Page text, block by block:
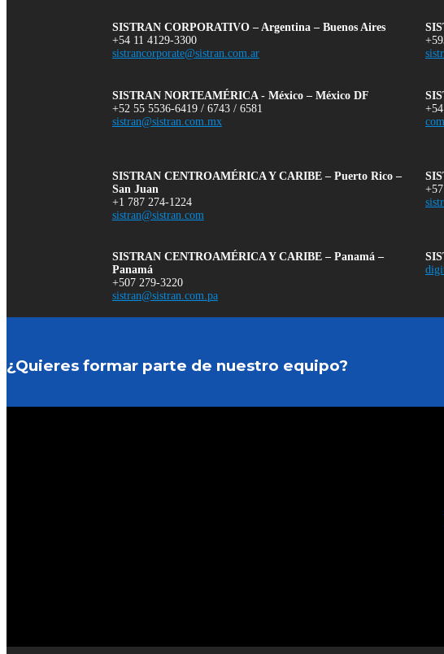
SISTRAN CORPORATIVO – Argentina – Buenos Aires
+54 11 4129-3300
sistrancorporate@sistran.com.ar
SISTRAN NORTEAMÉRICA - México – México DF
+52 55 5536-6419 / 6743 / 6581
sistran@sistran.com.mx
SISTRAN CENTROAMÉRICA Y CARIBE – Puerto Rico –
San Juan
+1 787 274-1224
sistran@sistran.com
SISTRAN CENTROAMÉRICA Y CARIBE – Panamá –
Panamá
+507 279-3220
sistran@sistran.com.pa
¿Quieres formar parte de nuestro equipo?